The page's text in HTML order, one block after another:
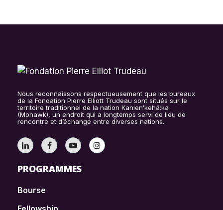
Nous reconnaissons respectueusement que les bureaux
de la Fondation Pierre Elliott Trudeau sont situés sur le
territoire traditionnel de la nation Kanien’kehá:ka
(Mohawk), un endroit qui a longtemps servi de lieu de
rencontre et d’échange entre diverses nations.
PROGRAMMES
Bourse